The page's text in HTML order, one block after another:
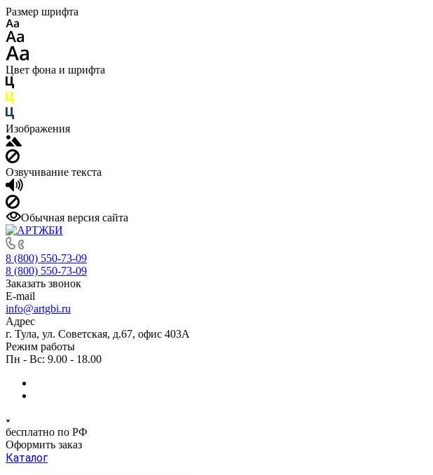
Размер шрифта
Цвет фона и шрифта
Изображения
Озвучивание текста
Обычная версия сайта
8 (800) 550-73-09
8 (800) 550-73-09
Заказать звонок
E-mail
info@artgbi.ru
Адрес
г. Тула, ул. Советская, д.67, офис 403А
Режим работы
Пн - Вс: 9.00 - 18.00
бесплатно по РФ
Оформить заказ
Каталог